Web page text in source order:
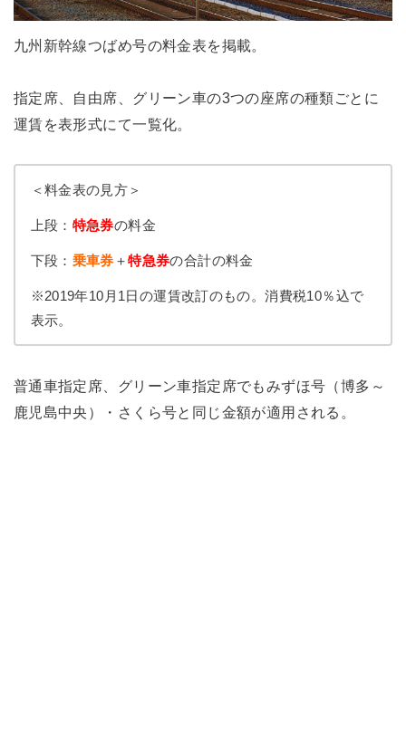
九州新幹線つばめ号の料金表を掲載。
指定席、自由席、グリーン車の3つの座席の種類ごとに
運賃を表形式にて一覧化。
＜料金表の見方＞
上段： 特急券の料金
下段： 乗車券 ＋特急券の合計の料金
※2019年10月1日の運賃改訂のもの。消費税10％込で
表示。
普通車指定席、グリーン車指定席でもみずほ号（博多～
鹿児島中央）・さくら号と同じ金額が適用される。